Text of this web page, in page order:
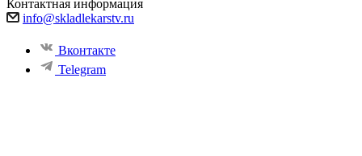
Контактная информация
info@skladlekarstv.ru
Вконтакте
Telegram